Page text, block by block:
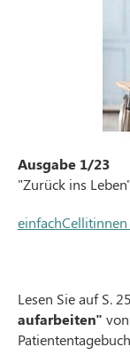
Ausgabe 1/23
"Zurück ins Leben"
Lesen Sie auf S.
aufarbeiten"